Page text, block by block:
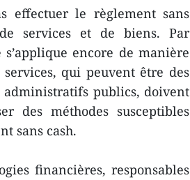
effectuer le règlement sans
services et de biens. Par
encore de manière
qui peuvent être des
administratifs publics, doivent
des méthodes susceptibles
sans cash.
financières, responsables